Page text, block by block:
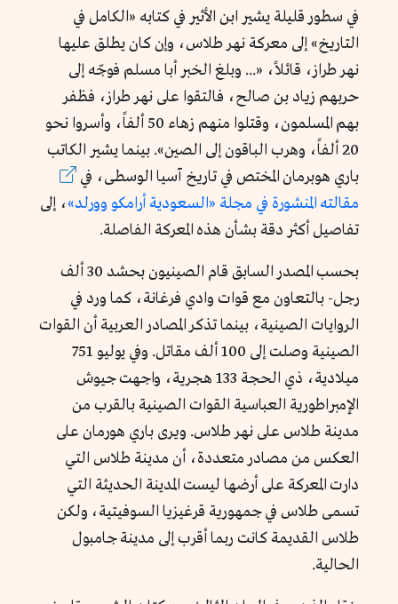
في سطور قليلة يشير ابن الأثير في كتابه «الكامل في
التاريخ» إلى معركة نهر طلاس، وإن كان يطلق عليها
نهر طراز، قائلاً، «... وبلغ الخبر أبا مسلم فوجّه إلى
حربهم زياد بن صالح، فالتقوا على نهر طراز، فظفر
بهم المسلمون، وقتلوا منهم زهاء 50 ألفاً، وأسروا نحو
20 ألفاً، وهرب الباقون إلى الصين». بينما يشير الكاتب
باري هوبرمان المختص في تاريخ آسيا الوسطى، في
مقالته المنشورة في مجلة «السعودية أرامكو وورلد»، إلى
تفاصيل أكثر دقة بشأن هذه المعركة الفاصلة.
بحسب المصدر السابق قام الصينيون بحشد 30 ألف
رجل- بالتعاون مع قوات وادي فرغانة، كما ورد في
الروايات الصينية، بينما تذكر المصادر العربية أن القوات
الصينية وصلت إلى 100 ألف مقاتل. وفي يوليو 751
ميلادية، ذي الحجة 133 هجرية، واجهت جيوش
الإمبراطورية العباسية القوات الصينية بالقرب من
مدينة طلاس على نهر طلاس. ويرى باري هورمان على
العكس من مصادر متعددة، أن مدينة طلاس التي
دارت المعركة على أرضها ليست المدينة الحديثة التي
تسمى طلاس في جمهورية قرغيزيا السوفيتية، ولكن
طلاس القديمة كانت ربما أقرب إلى مدينة جامبول
الحالية.